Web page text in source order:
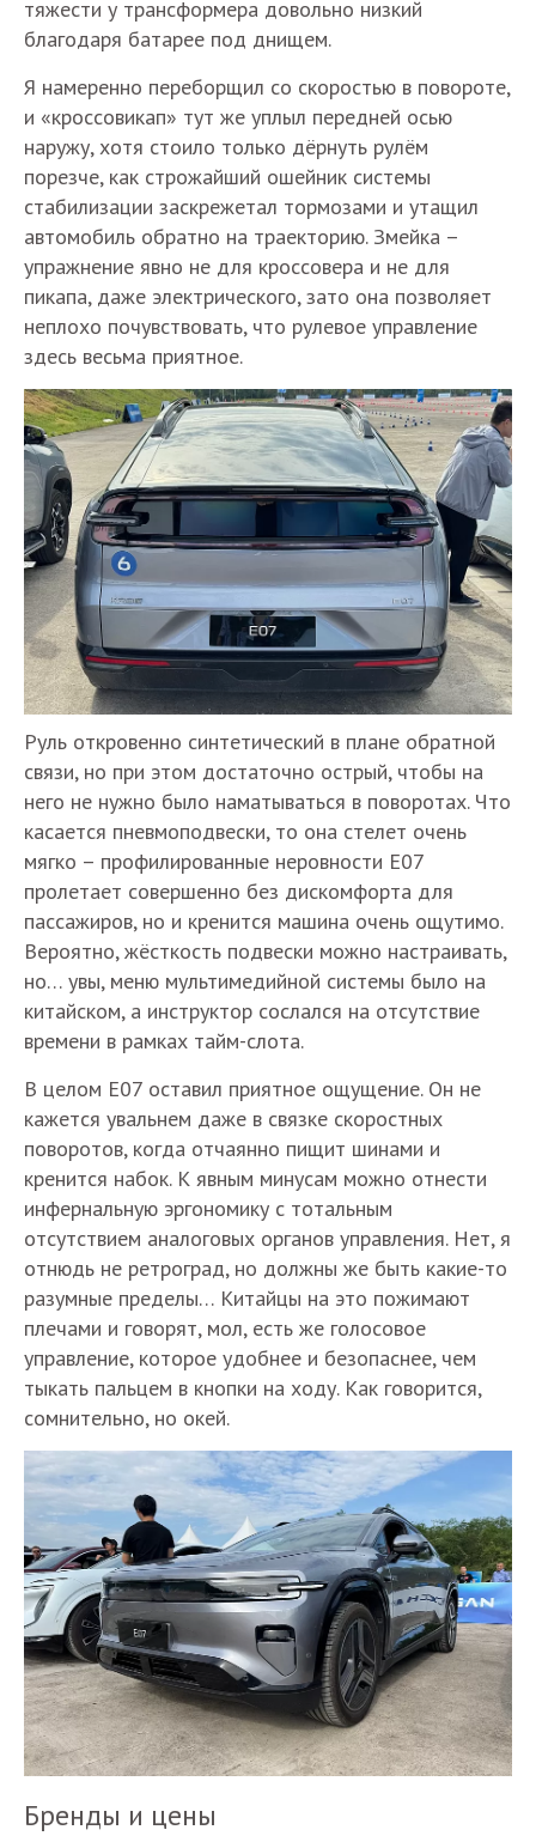
тяжести у трансформера довольно низкий
благодаря батарее под днищем.
Я намеренно переборщил со скоростью в повороте,
и «кроссовикап» тут же уплыл передней осью
наружу, хотя стоило только дёрнуть рулём
порезче, как строжайший ошейник системы
стабилизации заскрежетал тормозами и утащил
автомобиль обратно на траекторию. Змейка –
упражнение явно не для кроссовера и не для
пикапа, даже электрического, зато она позволяет
неплохо почувствовать, что рулевое управление
здесь весьма приятное.
Руль откровенно синтетический в плане обратной
связи, но при этом достаточно острый, чтобы на
него не нужно было наматываться в поворотах. Что
касается пневмоподвески, то она стелет очень
мягко – профилированные неровности Е07
пролетает совершенно без дискомфорта для
пассажиров, но и кренится машина очень ощутимо.
Вероятно, жёсткость подвески можно настраивать,
но… увы, меню мультимедийной системы было на
китайском, а инструктор сослался на отсутствие
времени в рамках тайм-слота.
В целом Е07 оставил приятное ощущение. Он не
кажется увальнем даже в связке скоростных
поворотов, когда отчаянно пищит шинами и
кренится набок. К явным минусам можно отнести
инфернальную эргономику с тотальным
отсутствием аналоговых органов управления. Нет, я
отнюдь не ретроград, но должны же быть какие-то
разумные пределы… Китайцы на это пожимают
плечами и говорят, мол, есть же голосовое
управление, которое удобнее и безопаснее, чем
тыкать пальцем в кнопки на ходу. Как говорится,
сомнительно, но окей.
Бренды и цены